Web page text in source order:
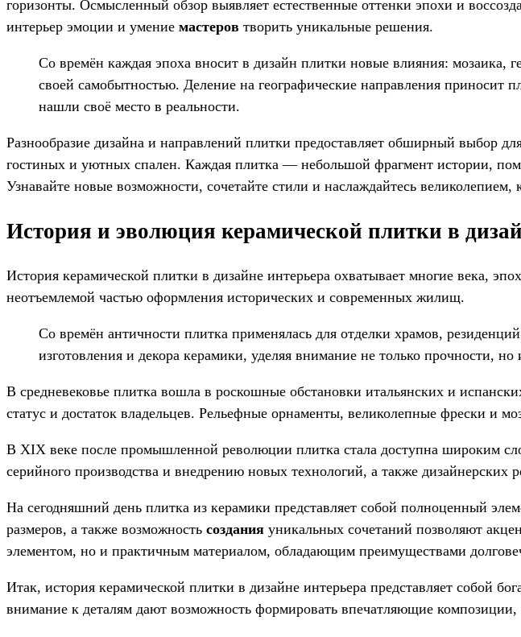
горизонты. Осмысленный обзор выявляет естественные оттенки эпохи и
интерьер эмоции и умение мастеров творить уникальные решения.
Со времён каждая эпоха вносит в дизайн плитки новые влияния: мозаика,
своей самобытностью. Деление на географические направления
нашли своё место в реальности.
Разнообразие дизайна и направлений плитки предоставляет обширный выбор
гостиных и уютных спален. Каждая плитка — небольшой фрагмент истории,
Узнавайте новые возможности, сочетайте стили и наслаждайтесь великолепием,
История и эволюция керамической плитки в
История керамической плитки в дизайне интерьера охватывает многие века,
неотъемлемой частью оформления исторических и современных жилищ.
Со времён античности плитка применялась для отделки храмов,
изготовления и декора керамики, уделяя внимание не только прочности, но
В средневековье плитка вошла в роскошные обстановки итальянских и
статус и достаток владельцев. Рельефные орнаменты, великолепные фрески и
В XIX веке после промышленной революции плитка стала доступна широким
серийного производства и внедрению новых технологий, а также дизайнерских
На сегодняшний день плитка из керамики представляет собой полноценный
размеров, а также возможность создания уникальных сочетаний позволяют
элементом, но и практичным материалом, обладающим преимуществами
Итак, история керамической плитки в дизайне интерьера представляет собой
внимание к деталям дают возможность формировать впечатляющие